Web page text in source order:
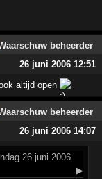
26 juni 2006 12:51
altijd open
26 juni 2006 14:07
26 juni 2006
▶